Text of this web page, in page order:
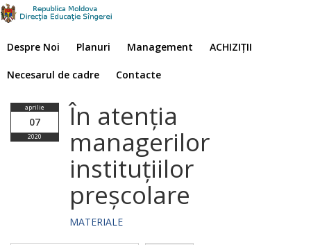
Despre Noi Planuri Management ACHIZIȚII
Necesarul de cadre Contacte
aprilie
07
2020
În atenția
managerilor
instituțiilor
preșcolare
MATERIALE